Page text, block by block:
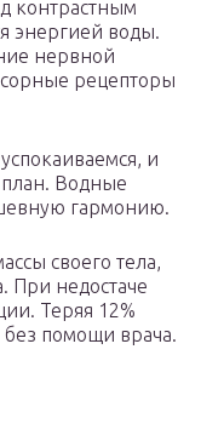
контрастным
энергией воды.
нервной
рецепторы
и
план. Водные
гармонию.
своего тела,
При недостаче
Теряя 12%
без помощи врача.